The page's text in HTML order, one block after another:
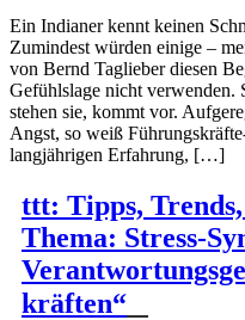
Ein Indianer kennt keinen
Zumindest würden einige –
von Bernd Taglieber diesen
Gefühlslage nicht verwenden.
stehen sie, kommt vor.
Angst, so weiß
langjäh­rigen Erfahrung, […]
ttt: Tipps,
Thema: Stress-
kräften“